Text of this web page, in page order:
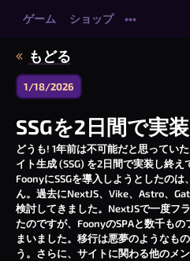
ゲーム ショップ •••
もどる
1/18/2026
SSGを2日間で実
どうも! 1年前は不可能だと思ってい
イト生成 (SSG) を2日間で実装し終え
FoonyにSSGを導入しようとしたの
ん。過去にNextJS、Vike、Astro、
検討してきました。NextJSで一度フ
たのですが、FoonyのSPAと数千も
まいました。移行は悪夢のようなも
う。さらに、サイトに関わる他のメ